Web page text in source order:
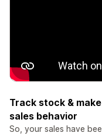
Track stock &
sales behavior
So, your sales have